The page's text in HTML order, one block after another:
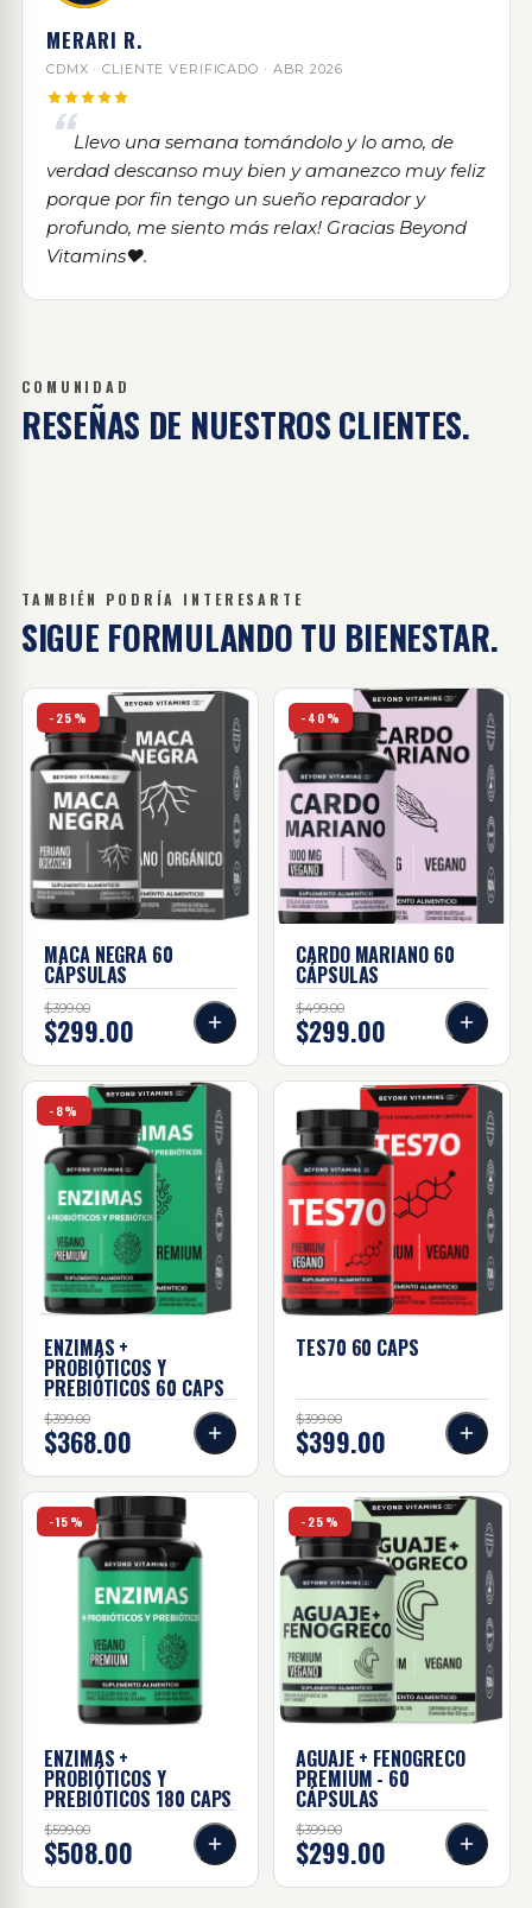
MERARI R.
CDMX · CLIENTE VERIFICADO · ABR 2026
Llevo una semana tomándolo y lo amo, de
verdad descanso muy bien y amanezco muy feliz
porque por fin tengo un sueño reparador y
profundo, me siento más relax! Gracias Beyond
Vitamins❤️.
COMUNIDAD
RESEÑAS DE NUESTROS CLIENTES.
TAMBIÉN PODRÍA INTERESARTE
SIGUE FORMULANDOTU BIENESTAR.
Maca negra - 60 cápsulas
-25%
MACA NEGRA 60
CÁPSULAS
$399.00
$299.00
Cardo Mariano - 60
-40%
CARDO MARIANO 60
CÁPSULAS
$499.00
$299.00
Enzimas + probióticos Y prebióticos 60 Caps
-8%
ENZIMAS +
PROBIÓTICOS Y
PREBIÓTICOS 60 CAPS
$399.00
$368.00
TES70 60 caps
TES70 60 CAPS
$399.00
$399.00
Enzimas + probióticos Y prebióticos 180 Caps
-15%
ENZIMAS +
PROBIÓTICOS Y
PREBIÓTICOS 180 CAPS
$599.00
$508.00
Aguaje + Fenogreco |
-25%
AGUAJE + FENOGRECO
PREMIUM - 60
CÁPSULAS
$399.00
$299.00